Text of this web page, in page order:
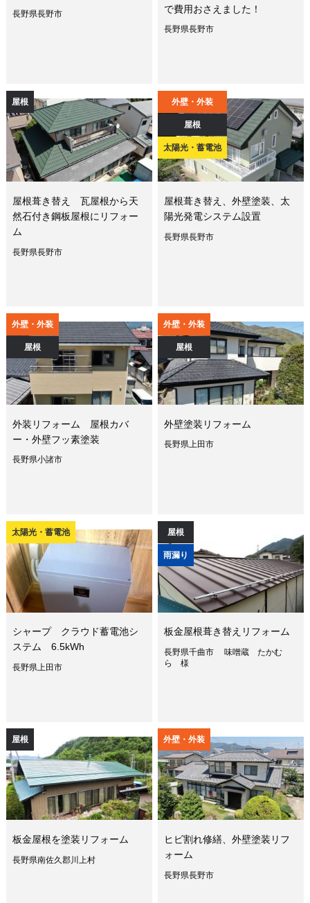
長野県長野市
で費用おさえました！
長野県長野市
屋根
屋根葺き替え 瓦屋根から天
然石付き鋼板屋根にリフォー
ム
長野県長野市
外壁・外装
屋根
太陽光・蓄電池
屋根葺き替え、外壁塗装、太
陽光発電システム設置
長野県長野市
外壁・外装
屋根
外装リフォーム 屋根カバ
ー・外壁フッ素塗装
長野県小諸市
外壁・外装
屋根
外壁塗装リフォーム
長野県上田市
太陽光・蓄電池
シャープ クラウド蓄電池シ
ステム 6.5kWh
長野県上田市
屋根
雨漏り
板金屋根葺き替えリフォーム
長野県千曲市 味噌蔵 たかむ
ら 様
屋根
板金屋根を塗装リフォーム
長野県南佐久郡川上村
外壁・外装
ヒビ割れ修繕、外壁塗装リフ
ォーム
長野県長野市